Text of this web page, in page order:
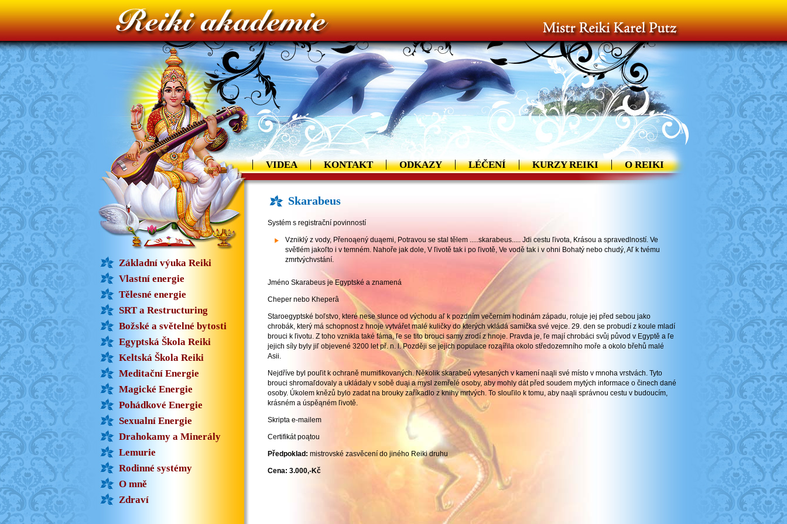
O REIKI
KURZY REIKI
LÉČENÍ
ODKAZY
KONTAKT
VIDEA
Skarabeus
Systém s registrační povinností
Vzniklý z vody, Přenoąený duąemi, Potravou se stal tělem .....skarabeus..... Jdi cestu ľivota, Krásou a spravedlností. Ve
světlém jakoľto i v temném. Nahoře jak dole, V ľivotě tak i po ľivotě, Ve vodě tak i v ohni Bohatý nebo chudý, Aľ k tvému
zmrtvýchvstání.
Jméno Skarabeus je Egyptské a znamená
Cheper nebo Kheperâ
Staroegyptské boľstvo, které nese slunce od východu aľ k pozdním večerním hodinám západu, roluje jej před sebou jako
chrobák, který má schopnost z hnoje vytvářet malé kuličky do kterých vkládá samička své vejce. 29. den se probudí z koule mladí
brouci k ľivotu. Z toho vznikla také fáma, ľe se tito brouci samy zrodí z hnoje. Pravda je, ľe mají chrobáci svůj původ v Egyptě a ľe
jejich síly byly jiľ objevené 3200 let př. n. l. Později se jejich populace roząířila okolo středozemního moře a okolo břehů malé
Asii.
Nejdříve byl pouľit k ochraně mumifikovaných. Několik skarabeů vytesaných v kamení naąli své místo v mnoha vrstvách. Tyto
brouci shromaľdovaly a ukládaly v sobě duąi a mysl zemřelé osoby, aby mohly dát před soudem mytých informace o činech dané
osoby. Úkolem knězů bylo zadat na brouky zaříkadlo z knihy mrtvých. To slouľilo k tomu, aby naąli správnou cestu v budoucím,
krásném a úspěąném ľivotě.
Skripta e-mailem
Certifikát poątou
Předpoklad: mistrovské zasvěcení do jiného Reiki druhu
Cena: 3.000,-Kč
Základní výuka Reiki
Vlastní energie
Tělesné energie
SRT a Restructuring
Božské a světelné bytosti
Egyptská Škola Reiki
Keltská Škola Reiki
Meditační Energie
Magické Energie
Pohádkové Energie
Sexualní Energie
Drahokamy a Minerály
Lemurie
Rodinné systémy
O mně
Zdraví